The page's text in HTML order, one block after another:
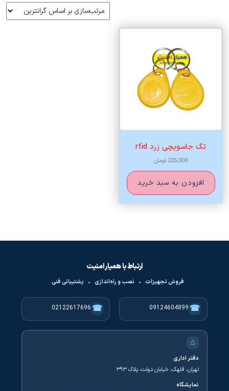
تگ جاسویچی زرد rfid
225,000 تومان
افزودن به سبد خرید
ارتباط با همیار امنیت
فروش تجهیزات • نصب و راه‌اندازی • پشتیبانی فنی
☎
09124604899
☎
02122617696
⌂
دفتر اداری
تهران، قلهک، خیابان دولت، پلاک ۳۹۳
نمایشگاه